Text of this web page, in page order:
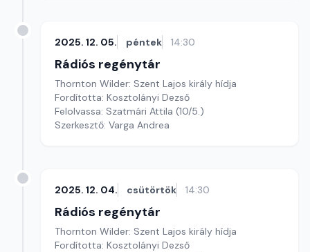
2025. 12. 05. péntek 14:30
Rádiós regénytár
Thornton Wilder: Szent Lajos király hídja
Fordította: Kosztolányi Dezső
Felolvassa: Szatmári Attila (10/5.)
Szerkesztő: Varga Andrea
2025. 12. 04. csütörtök 14:30
Rádiós regénytár
Thornton Wilder: Szent Lajos király hídja
Fordította: Kosztolányi Dezső